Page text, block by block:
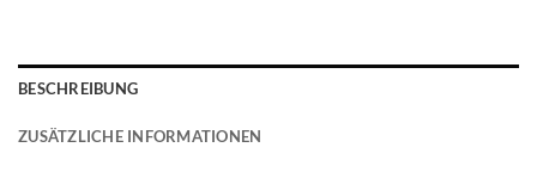
BESCHREIBUNG
ZUSÄTZLICHE INFORMATIONEN